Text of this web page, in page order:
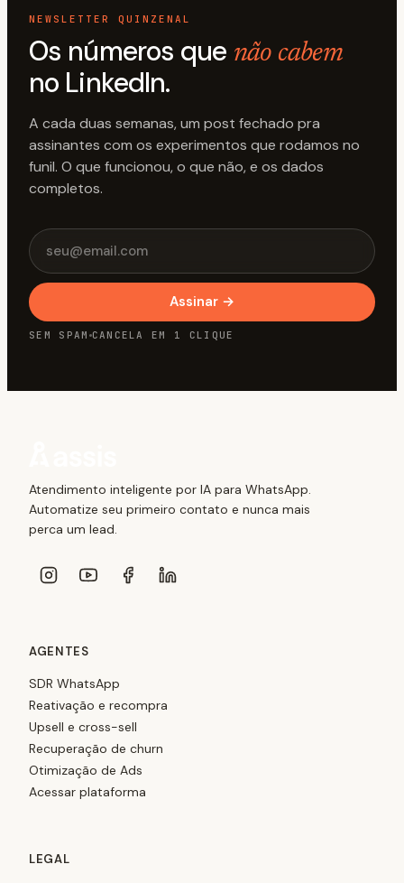
NEWSLETTER QUINZENAL
Os números que não cabem
no LinkedIn.
A cada duas semanas, um post fechado pra
assinantes com os experimentos que rodamos no
funil. O que funcionou, o que não, e os dados
completos.
Email
Assinar →
SEM SPAM CANCELA EM 1 CLIQUE
Atendimento inteligente por IA para WhatsApp.
Automatize seu primeiro contato e nunca mais
perca um lead.
AGENTES
SDR WhatsApp
Reativação e recompra
Upsell e cross-sell
Recuperação de churn
Otimização de Ads
Acessar plataforma
LEGAL